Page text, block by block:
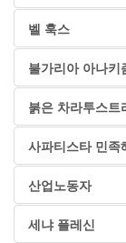
벨 훅스
불가리아 아나
붉은 차라투스트
사파티스타 민족
산업노동자
세냐 플레신